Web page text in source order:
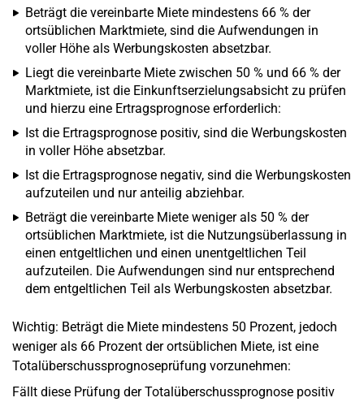
Beträgt die vereinbarte Miete mindestens 66 % der
ortsüblichen Marktmiete, sind die Aufwendungen in
voller Höhe als Werbungskosten absetzbar.
Liegt die vereinbarte Miete zwischen 50 % und 66 % der
Marktmiete, ist die Einkunftserzielungsabsicht zu prüfen
und hierzu eine Ertragsprognose erforderlich:
Ist die Ertragsprognose positiv, sind die Werbungskosten
in voller Höhe absetzbar.
Ist die Ertragsprognose negativ, sind die Werbungskosten
aufzuteilen und nur anteilig abziehbar.
Beträgt die vereinbarte Miete weniger als 50 % der
ortsüblichen Marktmiete, ist die Nutzungsüberlassung in
einen entgeltlichen und einen unentgeltlichen Teil
aufzuteilen. Die Aufwendungen sind nur entsprechend
dem entgeltlichen Teil als Werbungskosten absetzbar.
Wichtig: Beträgt die Miete mindestens 50 Prozent, jedoch
weniger als 66 Prozent der ortsüblichen Miete, ist eine
Totalüberschussprognoseprüfung vorzunehmen:
Fällt diese Prüfung der Totalüberschussprognose positiv